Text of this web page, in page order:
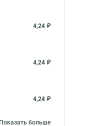
4,24 ₽
4,24 ₽
4,24 ₽
Показать больше